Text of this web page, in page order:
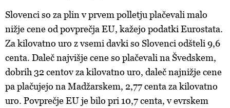
Slovenci so za plin v prvem polletju plačevali malo
nižje cene od povprečja EU, kažejo podatki Eurostata.
Za kilovatno uro z vsemi davki so Slovenci odšteli 9,6
centa. Daleč najvišje cene so plačevali na Švedskem,
dobrih 32 centov za kilovatno uro, daleč najnižje cene
pa plačujejo na Madžarskem, 2,77 centa za kilovatno
uro. Povprečje EU je bilo pri 10,7 centa, v evrskem